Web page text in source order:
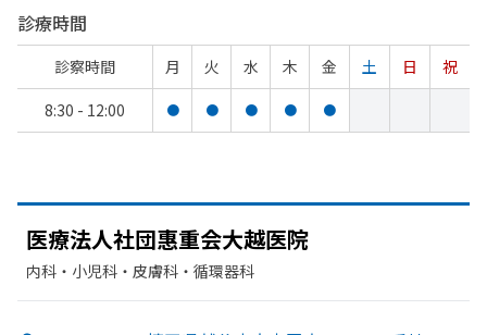
診療時間
診察時間 月 火 水 木 金 土 日
祝
8:30 - 12:00
● ● ● ● ●
医療法人社団惠重会大越医院
内科・​小児科・​皮膚科・​循環器科